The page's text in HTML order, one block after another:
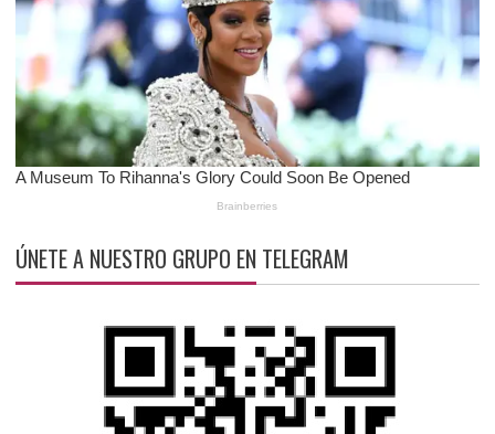
ÚNETE A NUESTRO GRUPO EN TELEGRAM